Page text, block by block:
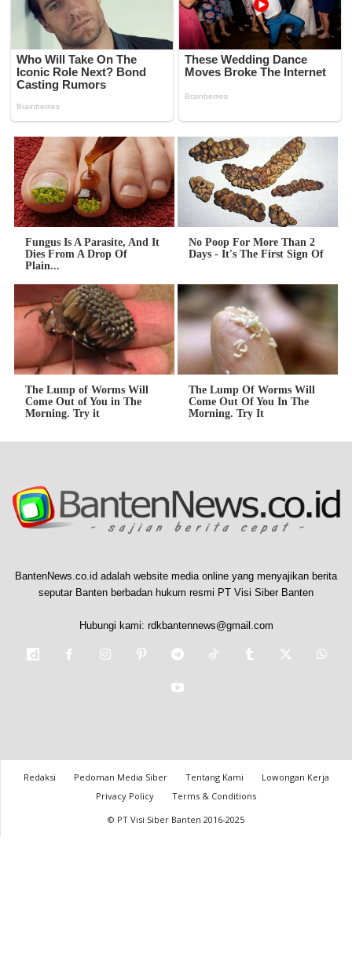
Fungus Is A Parasite, And It
Dies From A Drop Of
Plain...
No Poop For More Than 2
Days - It's The First Sign Of
The Lump of Worms Will
Come Out of You in The
Morning. Try it
The Lump Of Worms Will
Come Out Of You In The
Morning. Try It
BantenNews.co.id adalah website media online yang menyajikan berita
seputar Banten berbadan hukum resmi PT Visi Siber Banten
Hubungi kami: rdkbantennews@gmail.com
Redaksi Pedoman Media Siber Tentang Kami
Lowongan Kerja
Privacy Policy
Terms & Conditions
© PT Visi Siber Banten 2016-2025